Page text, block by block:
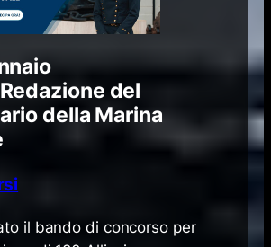
Redazione del
della Marina
il bando di concorso per